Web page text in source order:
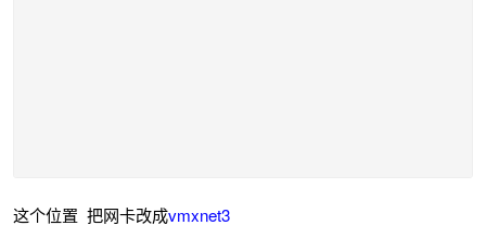
这个位置 把网卡改成vmxnet3